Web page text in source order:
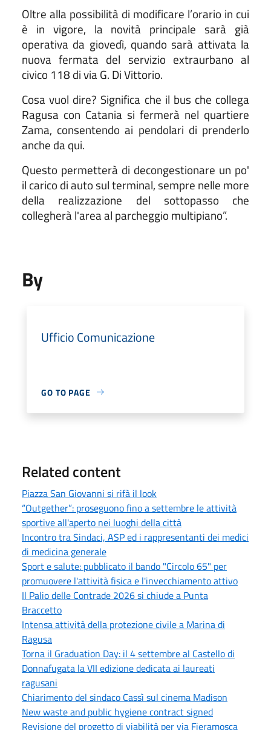
Oltre alla possibilità di modificare l’orario in cui
è in vigore, la novità principale sarà già
operativa da giovedì, quando sarà attivata la
nuova fermata del servizio extraurbano al
civico 118 di via G. Di Vittorio.
Cosa vuol dire? Significa che il bus che collega
Ragusa con Catania si fermerà nel quartiere
Zama, consentendo ai pendolari di prenderlo
anche da qui.
Questo permetterà di decongestionare un po'
il carico di auto sul terminal, sempre nelle more
della realizzazione del sottopasso che
collegherà l'area al parcheggio multipiano”.
By
Ufficio Comunicazione
GO TO PAGE
Related content
Piazza San Giovanni si rifà il look
“Outgether”: proseguono fino a settembre le attività
sportive all'aperto nei luoghi della città
Incontro tra Sindaci, ASP ed i rappresentanti dei medici
di medicina generale
Sport e salute: pubblicato il bando "Circolo 65" per
promuovere l'attività fisica e l'invecchiamento attivo
Il Palio delle Contrade 2026 si chiude a Punta
Braccetto
Intensa attività della protezione civile a Marina di
Ragusa
Torna il Graduation Day: il 4 settembre al Castello di
Donnafugata la VII edizione dedicata ai laureati
ragusani
Chiarimento del sindaco Cassì sul cinema Madison
New waste and public hygiene contract signed
Revisione del progetto di viabilità per via Fieramosca